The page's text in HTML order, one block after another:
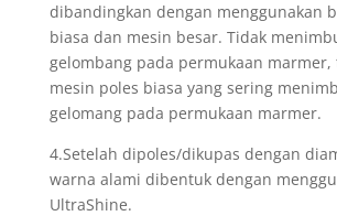
dibandingkan dengan menggunakan
biasa dan mesin besar. Tidak
gelombang pada permukaan
mesin poles biasa yang sering
gelomang pada permukaan marmer.
4.Setelah dipoles/dikupas dengan
warna alami dibentuk dengan
UltraShine.